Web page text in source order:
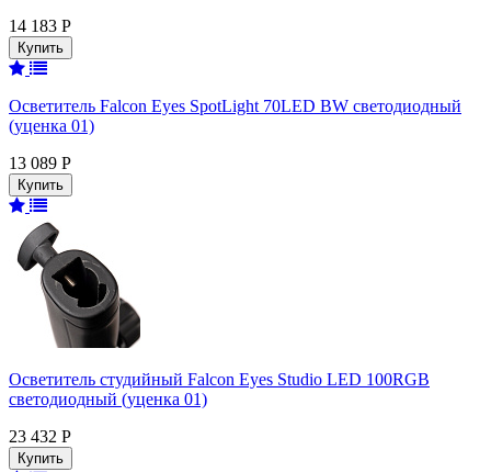
14 183 Р
Осветитель Falcon Eyes SpotLight 70LED BW светодиодный
(уценка 01)
13 089 Р
Осветитель студийный Falcon Eyes Studio LED 100RGB
светодиодный (уценка 01)
23 432 Р